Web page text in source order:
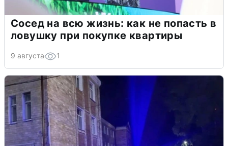
Сосед на всю жизнь: как не попасть в
ловушку при покупке квартиры
9 августа 1